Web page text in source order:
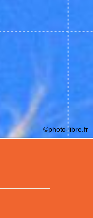
©photo-libre.fr